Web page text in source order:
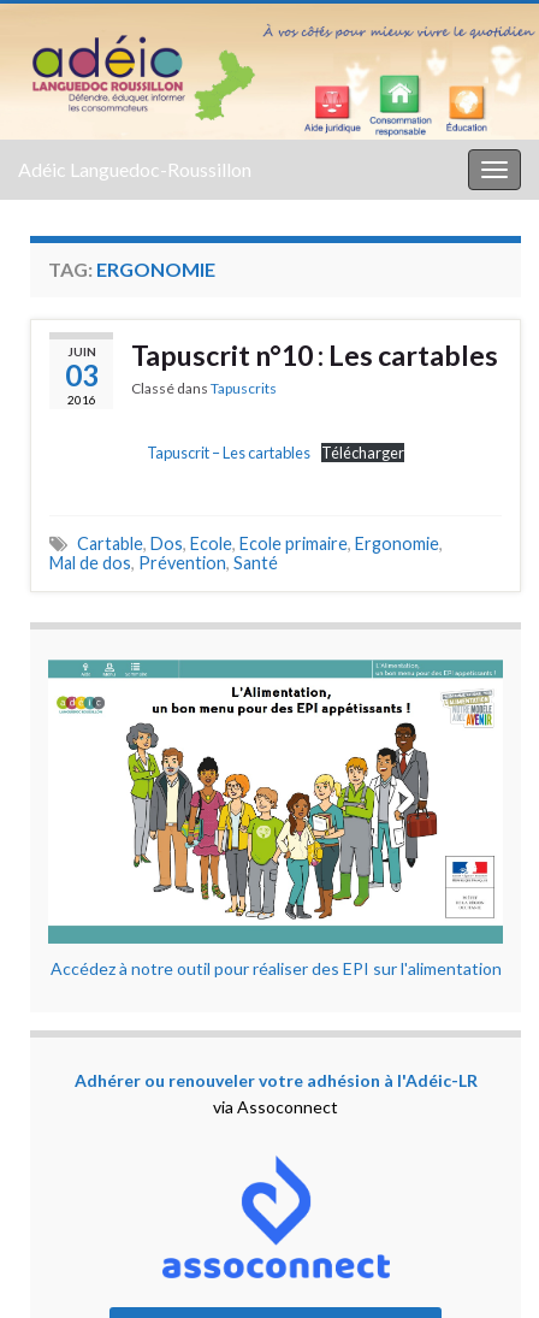
Adéic Languedoc-Roussillon
TAG: ERGONOMIE
JUIN
03
2016
Tapuscrit n°10 : Les cartables
Classé dans Tapuscrits
Tapuscrit – Les cartables Télécharger
Cartable, Dos, Ecole, Ecole primaire, Ergonomie,
Mal de dos, Prévention, Santé
Accédez à notre outil pour réaliser des EPI sur l'alimentation
Adhérer ou renouveler votre adhésion à l'Adéic-LR
via Assoconnect